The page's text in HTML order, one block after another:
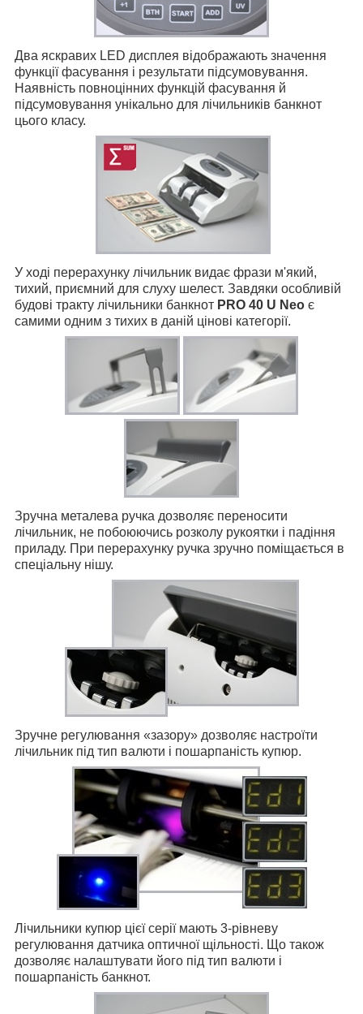
Два яскравих LED дисплея відображають значення
функції фасування і результати підсумовування.
Наявність повноцінних функцій фасування й
підсумовування унікально для лічильників банкнот
цього класу.
У ході перерахунку лічильник видає фрази м'який,
тихий, приємний для слуху шелест. Завдяки особливій
будові тракту лічильники банкнот PRO 40 U Neo є
самими одним з тихих в даній цінові категорії.
Зручна металева ручка дозволяє переносити
лічильник, не побоюючись розколу рукоятки і падіння
приладу. При перерахунку ручка зручно поміщається в
спеціальну нішу.
Зручне регулювання «зазору» дозволяє настроїти
лічильник під тип валюти і пошарпаність купюр.
Лічильники купюр цієї серії мають 3-рівневу
регулювання датчика оптичної щільності. Що також
дозволяє налаштувати його під тип валюти і
пошарпаність банкнот.